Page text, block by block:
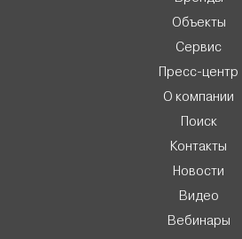
Объекты
Сервис
Пресс-центр
О компании
Поиск
Контакты
Новости
Видео
Вебинары